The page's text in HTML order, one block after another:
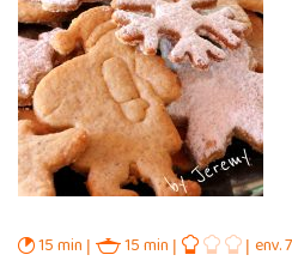
15 min 15 min env.